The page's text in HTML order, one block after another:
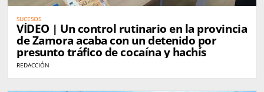
SUCESOS
VÍDEO | Un control rutinario en la provincia
de Zamora acaba con un detenido por
presunto tráfico de cocaína y hachís
REDACCIÓN